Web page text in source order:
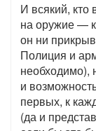
И всякий, кто
на оружие —
он ни
Полиция и
необходимо),
и
первых, к
(да и